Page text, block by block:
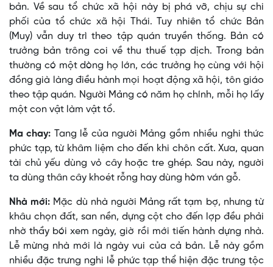
bản. Về sau tổ chức xã hội này bị phá vỡ, chịu sự chi
phối của tổ chức xã hội Thái. Tuy nhiên tổ chức Bản
(Muy) vẫn duy trì theo tập quán truyền thống. Bản có
trưởng bản trông coi về thu thuế tạp dịch. Trong bản
thường có một dòng họ lớn, các trưởng họ cùng với hội
đồng già làng điều hành mọi hoạt động xã hội, tôn giáo
theo tập quán. Người Mảng có năm họ chính, mỗi họ lấy
một con vật làm vật tổ.
Ma chay: Tang lễ của người Mảng gồm nhiều nghi thức
phức tạp, từ khâm liệm cho đến khi chôn cất. Xưa, quan
tài chủ yếu dùng vỏ cây hoặc tre ghép. Sau này, người
ta dùng thân cây khoét rỗng hay dùng hòm ván gỗ.
Nhà mới: Mặc dù nhà người Mảng rất tạm bợ, nhưng từ
khâu chọn đất, san nền, dựng cột cho đến lợp đều phải
nhờ thầy bói xem ngày, giờ rồi mới tiến hành dựng nhà.
Lễ mừng nhà mới là ngày vui của cả bản. Lễ này gồm
nhiều đặc trưng nghi lễ phức tạp thể hiện đặc trưng tộc